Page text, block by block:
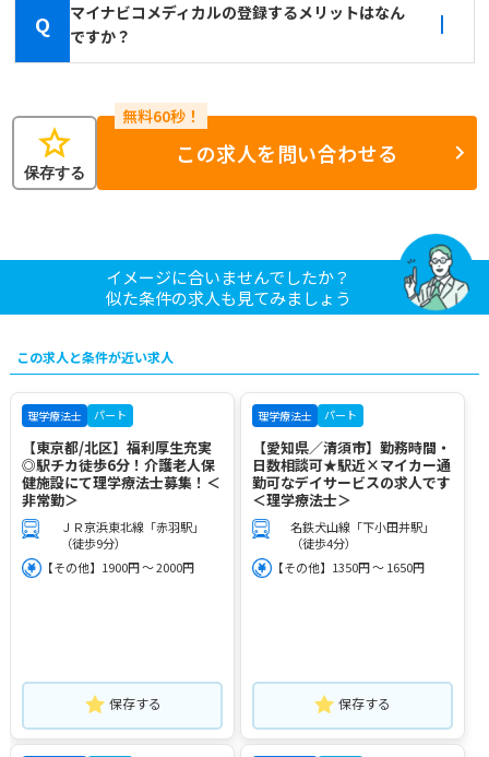
Q
マイナビコメディカルの登録するメリットはなん
ですか？
star
保存する
この求人を問い合わせる
イメージに合いませんでしたか？
似た条件の求人も見てみましょう
この求人と条件が近い求人
理学療法士 パート
【東京都/北区】福利厚生充実
◎駅チカ徒歩6分！介護老人保
健施設にて理学療法士募集！＜
非常勤＞
ＪＲ京浜東北線「赤羽駅」
（徒歩9分）
【その他】1900円 ～ 2000円
保存する
理学療法士 パート
【愛知県／清須市】勤務時間・
日数相談可★駅近×マイカー通
勤可なデイサービスの求人です
＜理学療法士＞
名鉄犬山線「下小田井駅」
（徒歩4分）
【その他】1350円 ～ 1650円
保存する